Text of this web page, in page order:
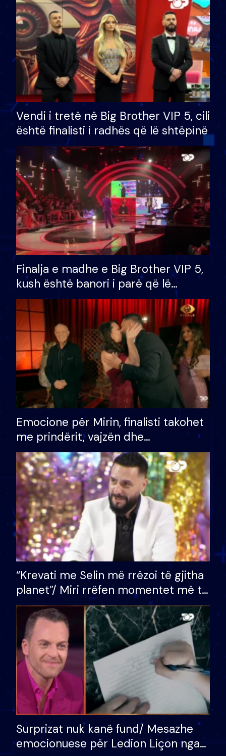
Vendi i tretë në Big Brother VIP 5, cili
është finalisti i radhës që lë shtëpinë
Finalja e madhe e Big Brother VIP 5,
kush është banori i parë që lë
shtëpinë dhe humb mundësinë për
të fituar çmimin e madh
Emocione për Mirin, finalisti takohet
me prindërit, vajzën dhe
bashkëshorten: S’kemi ndonjë letër
divorci apo jo?
“Krevati me Selin më rrëzoi të gjitha
planet”/ Miri rrëfen momentet më të
bukura në shtëpinë e BB VIP: Do më
mungojë zilja e mëngjesit kur…
Surprizat nuk kanë fund/ Mesazhe
emocionuese për Ledion Liçon nga